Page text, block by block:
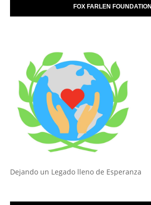
FOX FARLEN FOUNDATION
Dejando un Legado lleno de Esperanza